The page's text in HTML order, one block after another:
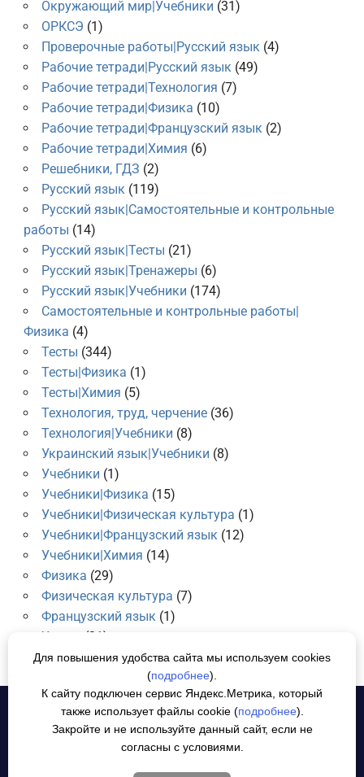
Окружающий мир|Учебники (31)
ОРКСЭ (1)
Проверочные работы|Русский язык(4)
Рабочие тетради|Русский язык(49)
Рабочие тетради|Технология (7)
Рабочие тетради|Физика (10)
Рабочие тетради|Французский язык(2)
Рабочие тетради|Химия (6)
Решебники, ГДЗ (2)
Русский язык(119)
Русский язык|Самостоятельные и контрольные
работы (14)
Русский язык|Тесты (21)
Русский язык|Тренажеры (6)
Русский язык|Учебники (174)
Самостоятельные и контрольные работы|
Физика (4)
Тесты (344)
Тесты|Физика (1)
Тесты|Химия (5)
Технология, труд, черчение(36)
Технология|Учебники (8)
Украинский язык|Учебники (8)
Учебники (1)
Учебники|Физика (15)
Учебники|Физическая культура (1)
Учебники|Французский язык(12)
Учебники|Химия (14)
Физика (29)
Физическая культура (7)
Французский язык(1)
Химия
(21)
Политика конфиденциальностиСОГЛАСИЕ НА ОБРАБОТКУ
ПЕРСОНАЛЬНЫХ ДАННЫХ
Все материалы взяты из открытых источников. Если у Вас
Для повышения удобства сайта мы используем cookies
(подробнее).
К сайту подключен сервис Яндекс.Метрика, который
также использует файлы cookie (подробнее).
Закройте и не используйте данный сайт, если не
согласны с условиями.